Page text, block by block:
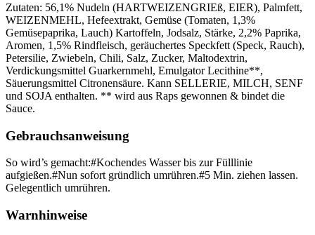
Zutaten: 56,1% Nudeln (HARTWEIZENGRIEß, EIER), Palmfett,
WEIZENMEHL, Hefeextrakt, Gemüse (Tomaten, 1,3%
Gemüsepaprika, Lauch) Kartoffeln, Jodsalz, Stärke, 2,2% Paprika,
Aromen, 1,5% Rindfleisch, geräuchertes Speckfett (Speck, Rauch),
Petersilie, Zwiebeln, Chili, Salz, Zucker, Maltodextrin,
Verdickungsmittel Guarkernmehl, Emulgator Lecithine**,
Säuerungsmittel Citronensäure. Kann SELLERIE, MILCH, SENF
und SOJA enthalten. ** wird aus Raps gewonnen & bindet die
Sauce.
Gebrauchsanweisung
So wird’s gemacht:#Kochendes Wasser bis zur Fülllinie
aufgießen.#Nun sofort gründlich umrühren.#5 Min. ziehen lassen.
Gelegentlich umrühren.
Warnhinweise